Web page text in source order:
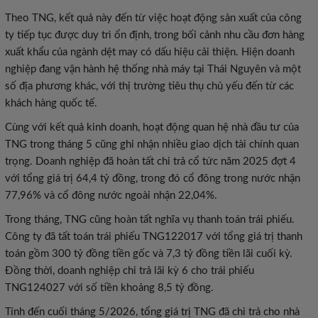
Theo TNG, kết quả này đến từ việc hoạt động sản xuất của công
ty tiếp tục được duy trì ổn định, trong bối cảnh nhu cầu đơn hàng
xuất khẩu của ngành dệt may có dấu hiệu cải thiện. Hiện doanh
nghiệp đang vận hành hệ thống nhà máy tại Thái Nguyên và một
số địa phương khác, với thị trường tiêu thụ chủ yếu đến từ các
khách hàng quốc tế.
Cùng với kết quả kinh doanh, hoạt động quan hệ nhà đầu tư của
TNG trong tháng 5 cũng ghi nhận nhiều giao dịch tài chính quan
trọng. Doanh nghiệp đã hoàn tất chi trả cổ tức năm 2025 đợt 4
với tổng giá trị 64,4 tỷ đồng, trong đó cổ đông trong nước nhận
77,96% và cổ đông nước ngoài nhận 22,04%.
Trong tháng, TNG cũng hoàn tất nghĩa vụ thanh toán trái phiếu.
Công ty đã tất toán trái phiếu TNG122017 với tổng giá trị thanh
toán gồm 300 tỷ đồng tiền gốc và 7,3 tỷ đồng tiền lãi cuối kỳ.
Đồng thời, doanh nghiệp chi trả lãi kỳ 6 cho trái phiếu
TNG124027 với số tiền khoảng 8,5 tỷ đồng.
Tính đến cuối tháng 5/2026, tổng giá trị TNG đã chi trả cho nhà